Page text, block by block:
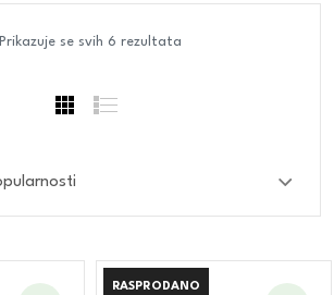
Prikazuje se svih 6 rezultata
RASPRODANO
RASPRODANO